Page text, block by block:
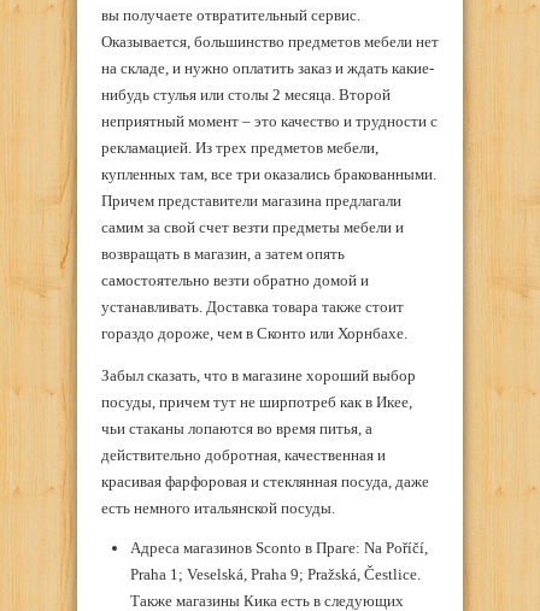
вы получаете отвратительный сервис.
Оказывается, большинство предметов мебели нет
на складе, и нужно оплатить заказ и ждать какие-
нибудь стулья или столы 2 месяца. Второй
неприятный момент – это качество и трудности с
рекламацией. Из трех предметов мебели,
купленных там, все три оказались бракованными.
Причем представители магазина предлагали
самим за свой счет везти предметы мебели и
возвращать в магазин, а затем опять
самостоятельно везти обратно домой и
устанавливать. Доставка товара также стоит
гораздо дороже, чем в Сконто или Хорнбахе.
Забыл сказать, что в магазине хороший выбор
посуды, причем тут не ширпотреб как в Икее,
чьи стаканы лопаются во время питья, а
действительно добротная, качественная и
красивая фарфоровая и стеклянная посуда, даже
есть немного итальянской посуды.
Адреса магазинов Sconto в Праге: Na Poříčí,
Praha 1; Veselská, Praha 9; Pražská, Čestlice.
Также магазины Кика есть в следующих